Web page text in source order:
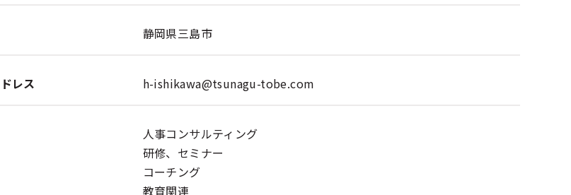
静岡県三島市
レス h-ishikawa@tsunagu-tobe.com
人事コンサルティング
研修、セミナー
コーチング
教育関連